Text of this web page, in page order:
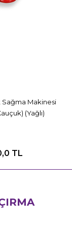
Sağma Makinesi
(Yağlı)
TL